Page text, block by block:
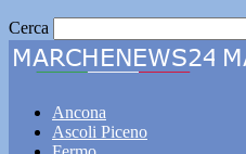
Cerca
Ancona
Ascoli Piceno